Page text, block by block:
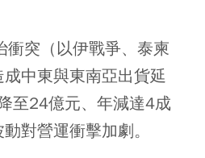
衝突（以伊戰爭、泰柬
中東與東南亞出貨延
至24億元、年減達4成
對營運衝擊加劇。